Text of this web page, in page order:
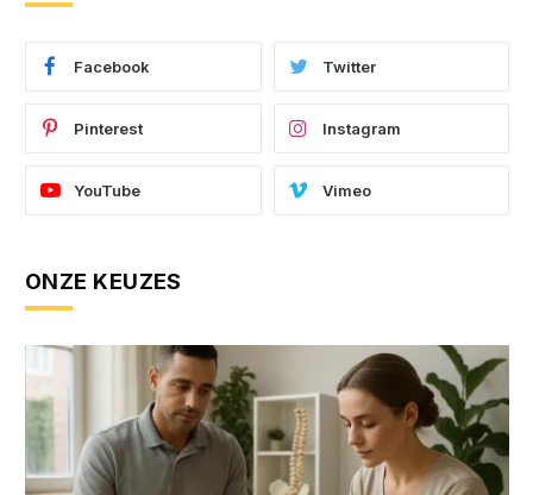
Facebook Twitter
Pinterest Instagram
YouTube Vimeo
ONZE KEUZES